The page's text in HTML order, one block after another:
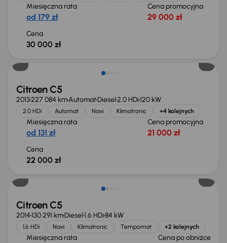
Miesięczna rata
od 179 zł
Cena promocyjna
29 000 zł
Cena
30 000 zł
Citroen C5
2013227 084 kmAutomatDiesel2.0 HDi120 kW
2.0 HDi Automat Navi Klimatronic +4 kolejnych
Miesięczna rata
od 131 zł
Cena promocyjna
21 000 zł
Cena
22 000 zł
Citroen C5
2014130 291 kmDiesel1.6 HDi84 kW
1.6 HDi Navi Klimatronic Tempomat +2 kolejnych
Miesięczna rata Cena po obniżce